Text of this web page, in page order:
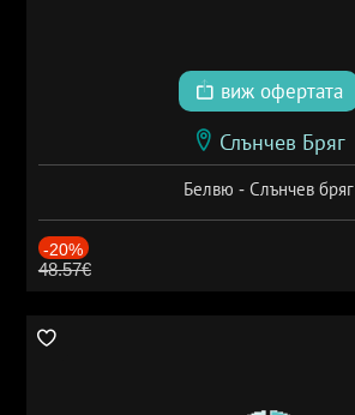
виж офертата
Слънчев Бряг
Белвю - Слънчев бряг
-20%
48.57€